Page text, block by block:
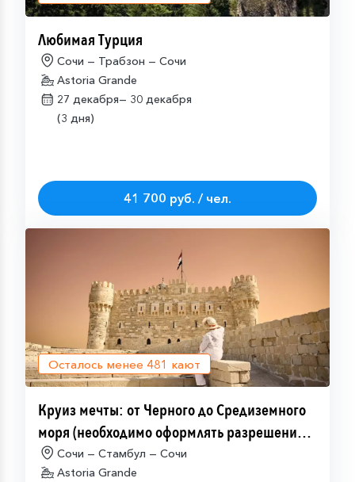
Любимая Турция
Сочи — Трабзон — Сочи
Astoria Grande
27 декабря— 30 декабря
(3 дня)
41 700 руб. / чел.
Осталось менее 481 кают
Круиз мечты: от Черного до Средиземного
моря (необходимо оформлять разрешение
на посещение Израиля (ETA-IL)
Сочи — Стамбул — Сочи
Astoria Grande